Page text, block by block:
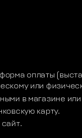
оплаты
или
в магазине или
карту.